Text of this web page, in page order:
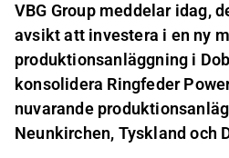
VBG Group meddelar idag,
avsikt att investera i en ny
produktionsanläggning i
konsolidera Ringfeder
nuvarande
Neunkirchen, Tyskland och